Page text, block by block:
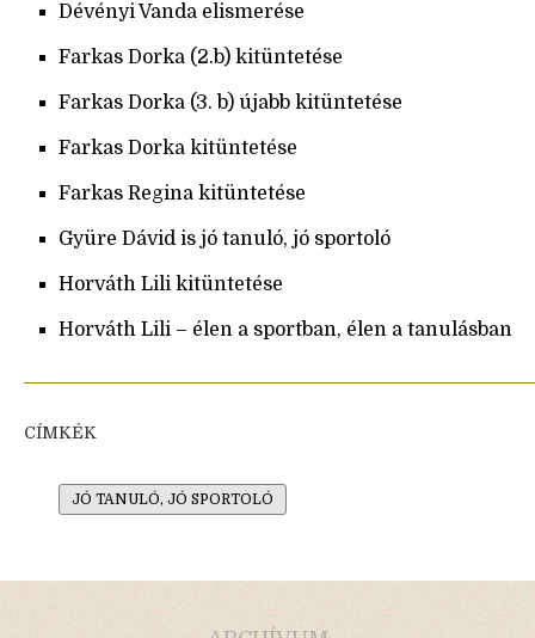
Dévényi Vanda elismerése
Farkas Dorka (2.b) kitüntetése
Farkas Dorka (3. b) újabb kitüntetése
Farkas Dorka kitüntetése
Farkas Regina kitüntetése
Gyüre Dávid is jó tanuló, jó sportoló
Horváth Lili kitüntetése
Horváth Lili – élen a sportban, élen a tanulásban
CÍMKÉK
JÓ TANULÓ, JÓ SPORTOLÓ